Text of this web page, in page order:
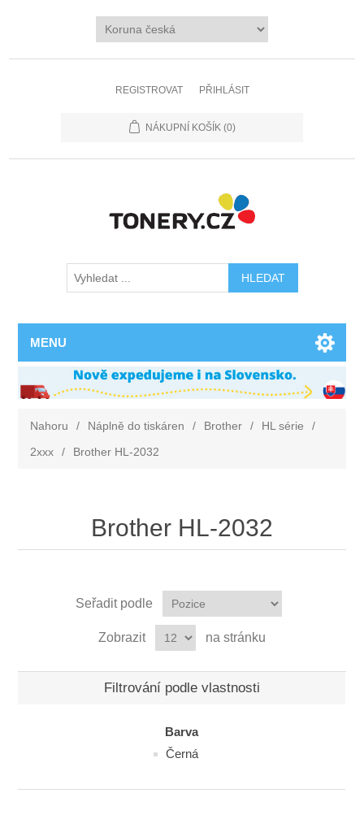
REGISTROVAT PŘIHLÁSIT
NÁKUPNÍ KOŠÍK (0)
MENU
Nahoru / Náplně do tiskáren / Brother / HL série
/
2xxx
/ Brother HL-2032
Brother HL-2032
Seřadit podle
Zobrazit na stránku
Filtrování podle vlastnosti
Barva
Černá